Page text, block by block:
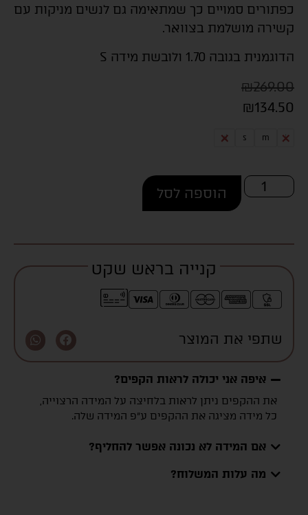
כפתורים סמויים כך שמתאימה גם לנשים מניקות עם
קשירה מושלמת בצוואר.
הדוגמנית בגובה 1.70 ולובשת מידה S
₪269.00
₪134.50
l
m
s
xl
הוספה לסל
קנייה בראש שקט
שתפי את המוצר
איפה אני יכולה לראות הקפים?
את ההקפים ניתן לראות בלחיצה על המידה הרצוייה,
כל מידה מציגה את ההקפים ע״פ המידה שלה.
אם המידה לא נכונה אפשר להחליף?
מה עלות המשלוח?